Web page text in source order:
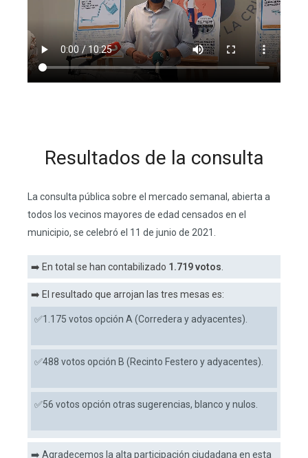
Resultados de la consulta
La consulta pública sobre el mercado semanal, abierta a
todos los vecinos mayores de edad censados en el
municipio, se celebró el 11 de junio de 2021.
➡️ En total se han contabilizado 1.719 votos
➡️ El resultado que arrojan las tres mesas es:
✅1.175 votos opción A (Corredera y adyacentes).
✅488 votos opción B (Recinto Festero y adyacentes).
✅56 votos opción otras sugerencias, blanco y nulos.
➡️ Agradecemos la alta participación ciudadana en esta